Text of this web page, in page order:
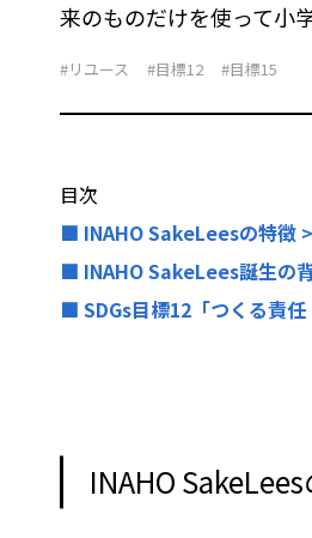
来のものだけを使って小
#リユース #目標12 #目標15
目次
■ INAHO SakeLeesの特徴
■ INAHO SakeLees誕生の
■ SDGs目標12「つくる責
INAHO